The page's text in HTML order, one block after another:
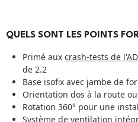
QUELS SONT LES POINTS
Primé aux crash-tests de
de 2.2
Base isofix avec jambe de
Orientation dos à la route
Rotation 360° pour une
Système de ventilation